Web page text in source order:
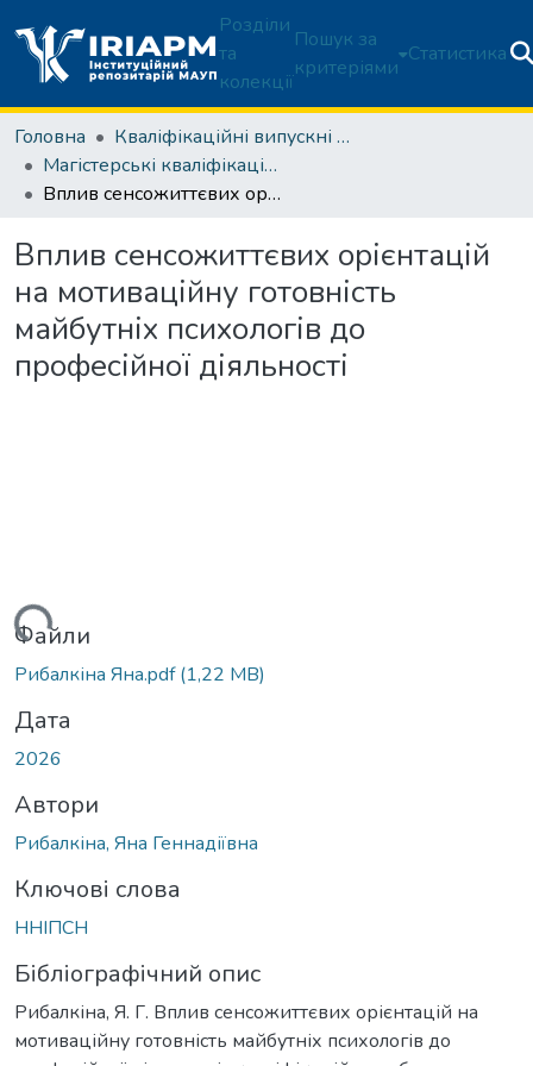
Розділи
та
колекції
Пошук за
критеріями
Статистика
Головна
Кваліфікаційні випускні роботи здобувачів вищої освіти
Магістерські кваліфікаційні роботи
Вплив сенсожиттєвих орієнтацій на мотиваційну готовність майбутніх психологів до професійної діяльності
Вплив сенсожиттєвих орієнтацій
на мотиваційну готовність
майбутніх психологів до
професійної діяльності
Файли
Рибалкіна Яна.pdf(1,22 MB)
Дата
2026
Автори
Рибалкіна, Яна Геннадіївна
Ключові слова
ННІПСН
Бібліографічний опис
Рибалкіна, Я. Г. Вплив сенсожиттєвих орієнтацій на
мотиваційну готовність майбутніх психологів до